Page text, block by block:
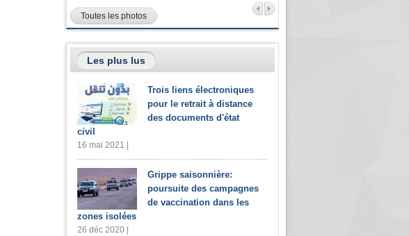
Toutes les photos
Les plus lus
Trois liens électroniques
pour le retrait à distance
des documents d'état
civil
16 mai 2021 |
Grippe saisonnière:
poursuite des campagnes
de vaccination dans les
zones isolées
26 déc 2020 |